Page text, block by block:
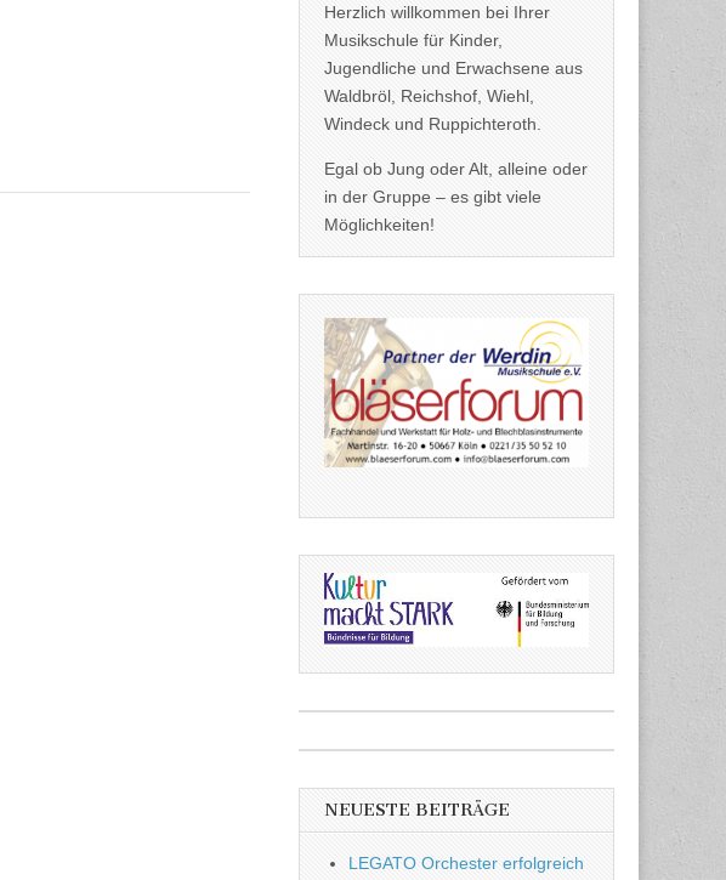
Herzlich willkommen bei Ihrer
Musikschule für Kinder,
Jugendliche und Erwachsene aus
Waldbröl, Reichshof, Wiehl,
Windeck und Ruppichteroth.
Egal ob Jung oder Alt, alleine oder
in der Gruppe – es gibt viele
Möglichkeiten!
NEUESTE BEITRÄGE
LEGATO Orchester erfolgreich